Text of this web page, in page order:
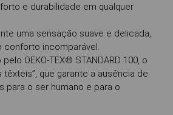
e durabilidade em qualquer
uma sensação suave e delicada,
conforto incomparável.
OEKO-TEX® STANDARD 100, o
têxteis”, que garante a ausência de
para o ser humano e para o